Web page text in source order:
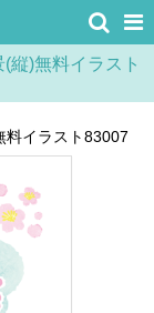
縦)無料イラスト
料イラスト83007